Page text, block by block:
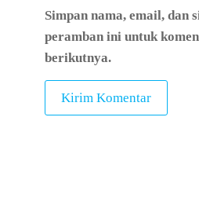
Simpan nama, email, dan
peramban ini untuk
berikutnya.